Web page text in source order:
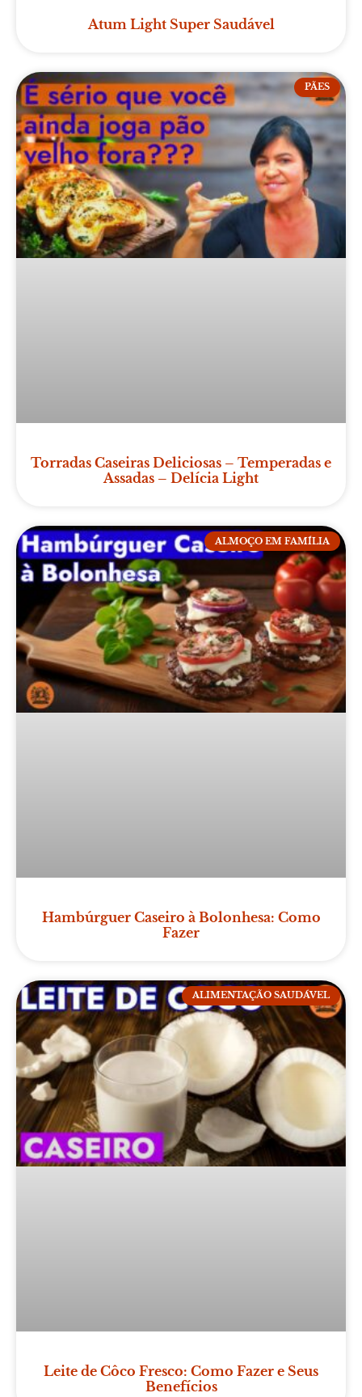
Atum Light Super Saudável
PÃES
Torradas Caseiras Deliciosas – Temperadas e
Assadas – Delícia Light
ALMOÇO EM FAMÍLIA
Hambúrguer Caseiro à Bolonhesa: Como
Fazer
ALIMENTAÇÃO SAUDÁVEL
Leite de Côco Fresco: Como Fazer e Seus
Benefícios